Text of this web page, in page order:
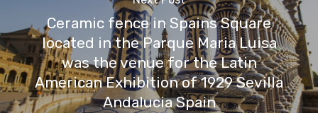
Ceramic fence in Spains Square
located in the Parque Maria Luisa
was the venue for the Latin
American Exhibition of 1929 Sevilla
Andalucia Spain